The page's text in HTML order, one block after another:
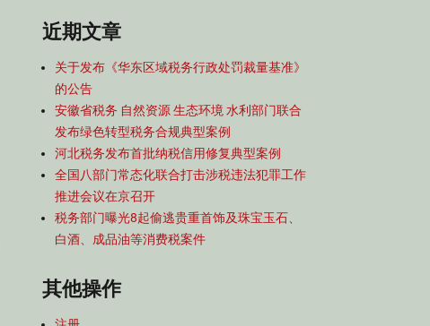
近期文章
关于发布《华东区域税务行政处罚裁量基准》
的公告
安徽省税务 自然资源 生态环境 水利部门联合
发布绿色转型税务合规典型案例
河北税务发布首批纳税信用修复典型案例
全国八部门常态化联合打击涉税违法犯罪工作
推进会议在京召开
税务部门曝光8起偷逃贵重首饰及珠宝玉石、
白酒、成品油等消费税案件
其他操作